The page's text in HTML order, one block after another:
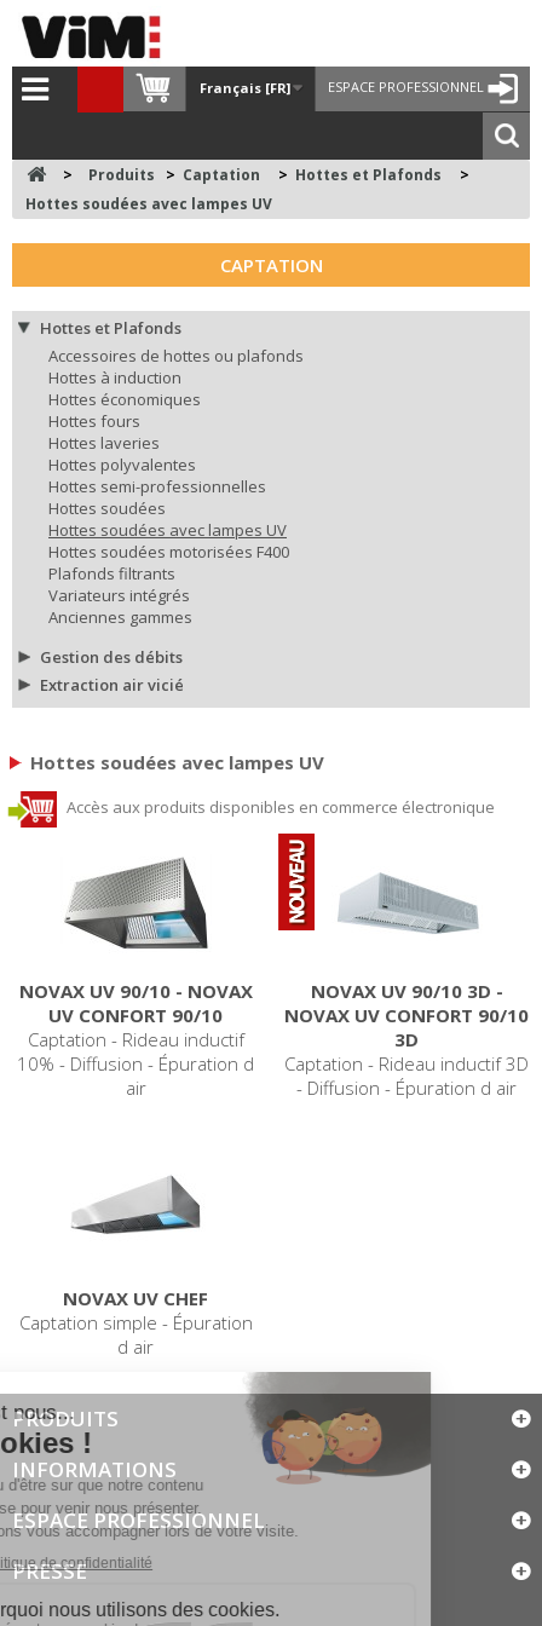
ESPACE PROFESSIONNEL
Français [FR]
> Produits > Captation > Hottes et Plafonds
>
Hottes soudées avec lampes UV
CAPTATION
Hottes et Plafonds
Accessoires de hottes ou plafonds
Hottes à induction
Hottes économiques
Hottes fours
Hottes laveries
Hottes polyvalentes
Hottes semi-professionnelles
Hottes soudées
Hottes soudées avec lampes UV
Hottes soudées motorisées F400
Plafonds filtrants
Variateurs intégrés
Anciennes gammes
Gestion des débits
Extraction air vicié
Hottes soudées avec lampes UV
Accès aux produits disponibles en commerce électronique
NOVAX UV 90/10 - NOVAX
UV CONFORT 90/10
Captation - Rideau inductif
10% - Diffusion - Épuration d
air
NOVAX UV 90/10 3D -
NOVAX UV CONFORT 90/10
3D
Captation - Rideau inductif 3D
- Diffusion - Épuration d air
NOVAX UV CHEF
Captation simple - Épuration
d air
PRODUITS
INFORMATIONS
ESPACE PROFESSIONNEL
PRESSE